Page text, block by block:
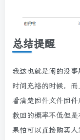
总结提醒
我这也就是闲的没
时间充裕的时候，
看清楚固件文件固
救回的概率不低但
果怕可以直接购买